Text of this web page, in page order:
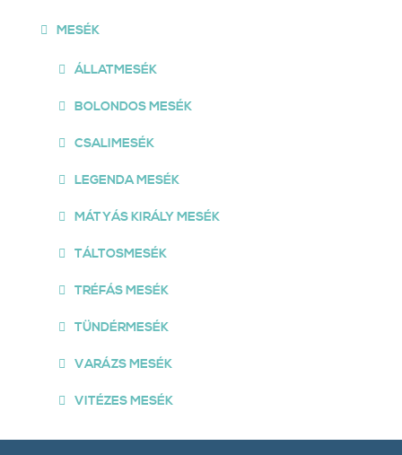
MESÉK
ÁLLATMESÉK
BOLONDOS MESÉK
CSALIMESÉK
LEGENDA MESÉK
MÁTYÁS KIRÁLY MESÉK
TÁLTOSMESÉK
TRÉFÁS MESÉK
TÜNDÉRMESÉK
VARÁZS MESÉK
VITÉZES MESÉK